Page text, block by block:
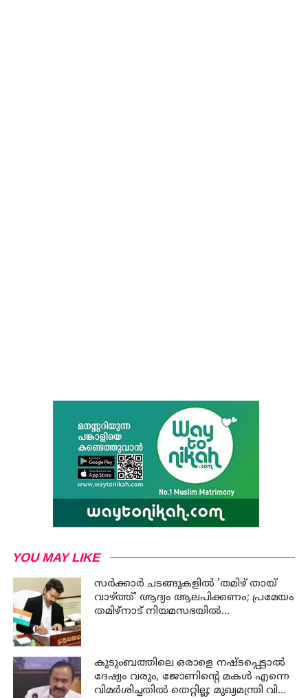
YOU MAY LIKE
സര്‍ക്കാര്‍ ചടങ്ങുകളില്‍ 'തമിഴ് തായ്
വാഴ്ത്ത്' ആദ്യം ആലപിക്കണം; പ്രമേയം
തമിഴ്നാട് നിയമസഭയില്‍
കുടുംബത്തിലെ ഒരാളെ നഷ്ടപ്പെട്ടാല്‍
ദേഷ്യം വരും, ജോണിന്റെ മകള്‍ എന്നെ
വിമര്‍ശിച്ചതില്‍ തെറ്റില്ല; മുഖ്യമന്ത്രി വി